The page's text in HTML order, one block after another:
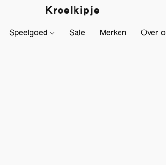
Kroelkipje
Speelgoed Sale Merken Over